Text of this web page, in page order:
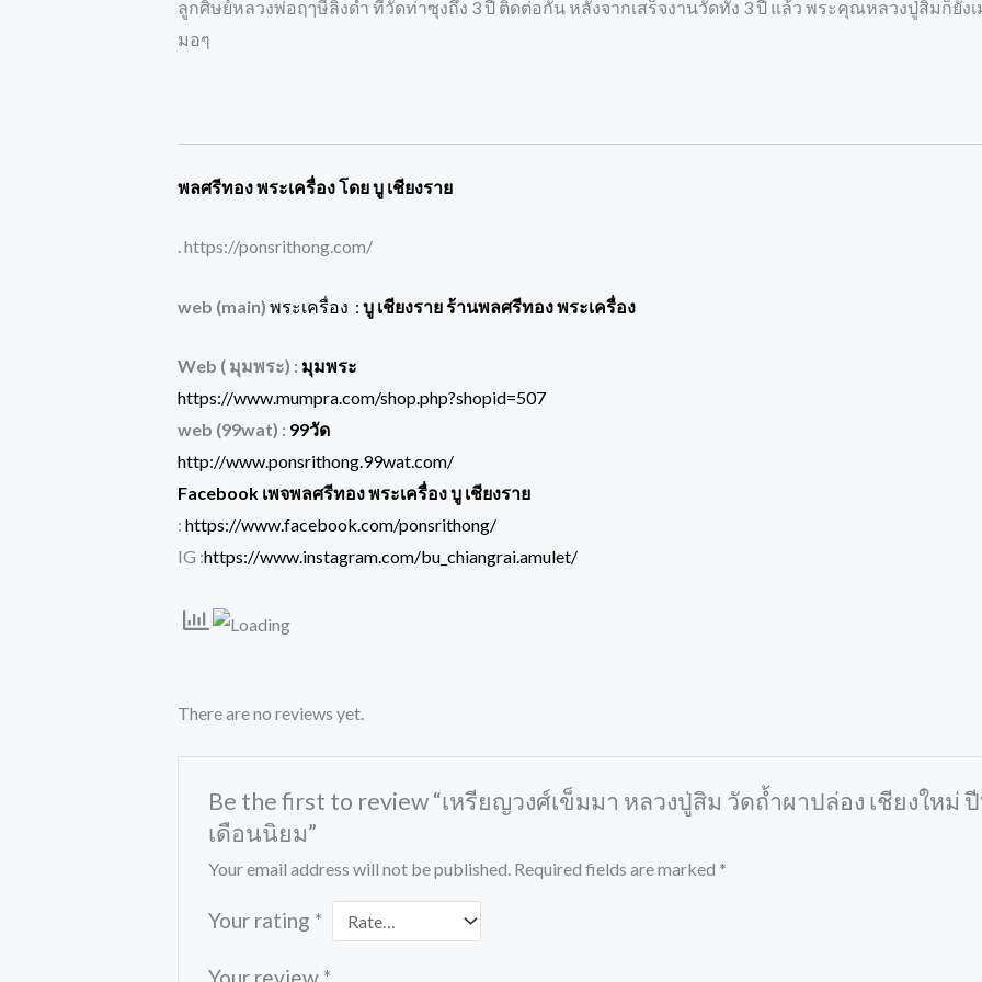
ลูกศิษย์หลวงพ่อฤๅษีลิงดำ ที่วัดท่าซุงถึง 3 ปี ติดต่อกัน หลังจากเสร็จงานวัดทั้ง 3 ปี แล้ว พระคุณหลวงปู่สิมก็ยัง
มอๆ
พลศรีทอง พระเครื่อง โดย บู เชียงราย
. https://ponsrithong.com/
web (main) พระเครื่อง : บู เชียงราย ร้านพลศรีทอง พระเครื่อง
Web ( มุมพระ) : มุมพระ
https://www.mumpra.com/shop.php?shopid=507
web (99wat) : 99วัด
http://www.ponsrithong.99wat.com/
Facebook เพจพลศรีทอง พระเครื่อง บู เชียงราย
: https://www.facebook.com/ponsrithong/
IG :https://www.instagram.com/bu_chiangrai.amulet/
There are no reviews yet.
Be the first to review “เหรียญวงศ์เข็มมา หลวงปู่สิม วัดถ้ำผาปล่อง เชียงใหม่
เดือนนิยม”
Your email address will not be published. Required fields are marked *
Your rating *